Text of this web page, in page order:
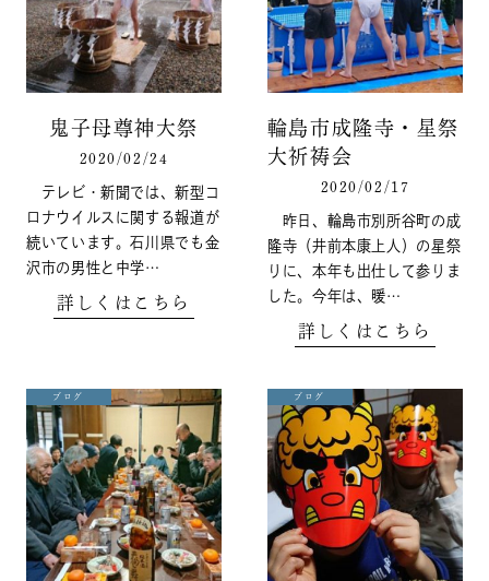
鬼子母尊神大祭
2020/02/24
テレビ・新聞では、新型コ
ロナウイルスに関する報道が
続いています。石川県でも金
沢市の男性と中学…
詳しくはこちら
輪島市成隆寺・星祭
大祈祷会
2020/02/17
昨日、輪島市別所谷町の成
隆寺（井前本康上人）の星祭
りに、本年も出仕して参りま
した。今年は、暖…
詳しくはこちら
ブログ ブログ